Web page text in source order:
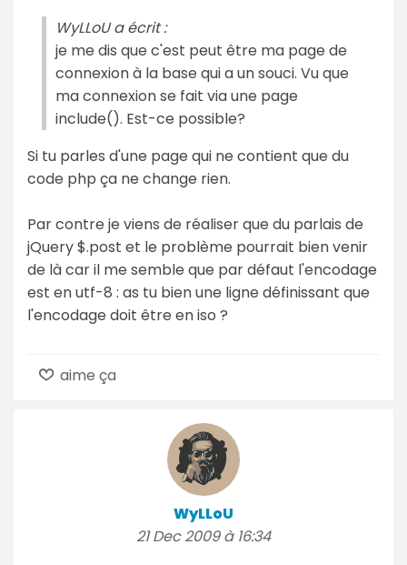
WyLLoU a écrit :
je me dis que c'est peut être ma page de
connexion à la base qui a un souci. Vu que
ma connexion se fait via une page
include(). Est-ce possible?
Si tu parles d'une page qui ne contient que du
code php ça ne change rien.
Par contre je viens de réaliser que du parlais de
jQuery $.post et le problème pourrait bien venir
de là car il me semble que par défaut l'encodage
est en utf-8 : as tu bien une ligne définissant que
l'encodage doit être en iso ?
aime ça
WyLLoU
21 Dec 2009 à 16:34